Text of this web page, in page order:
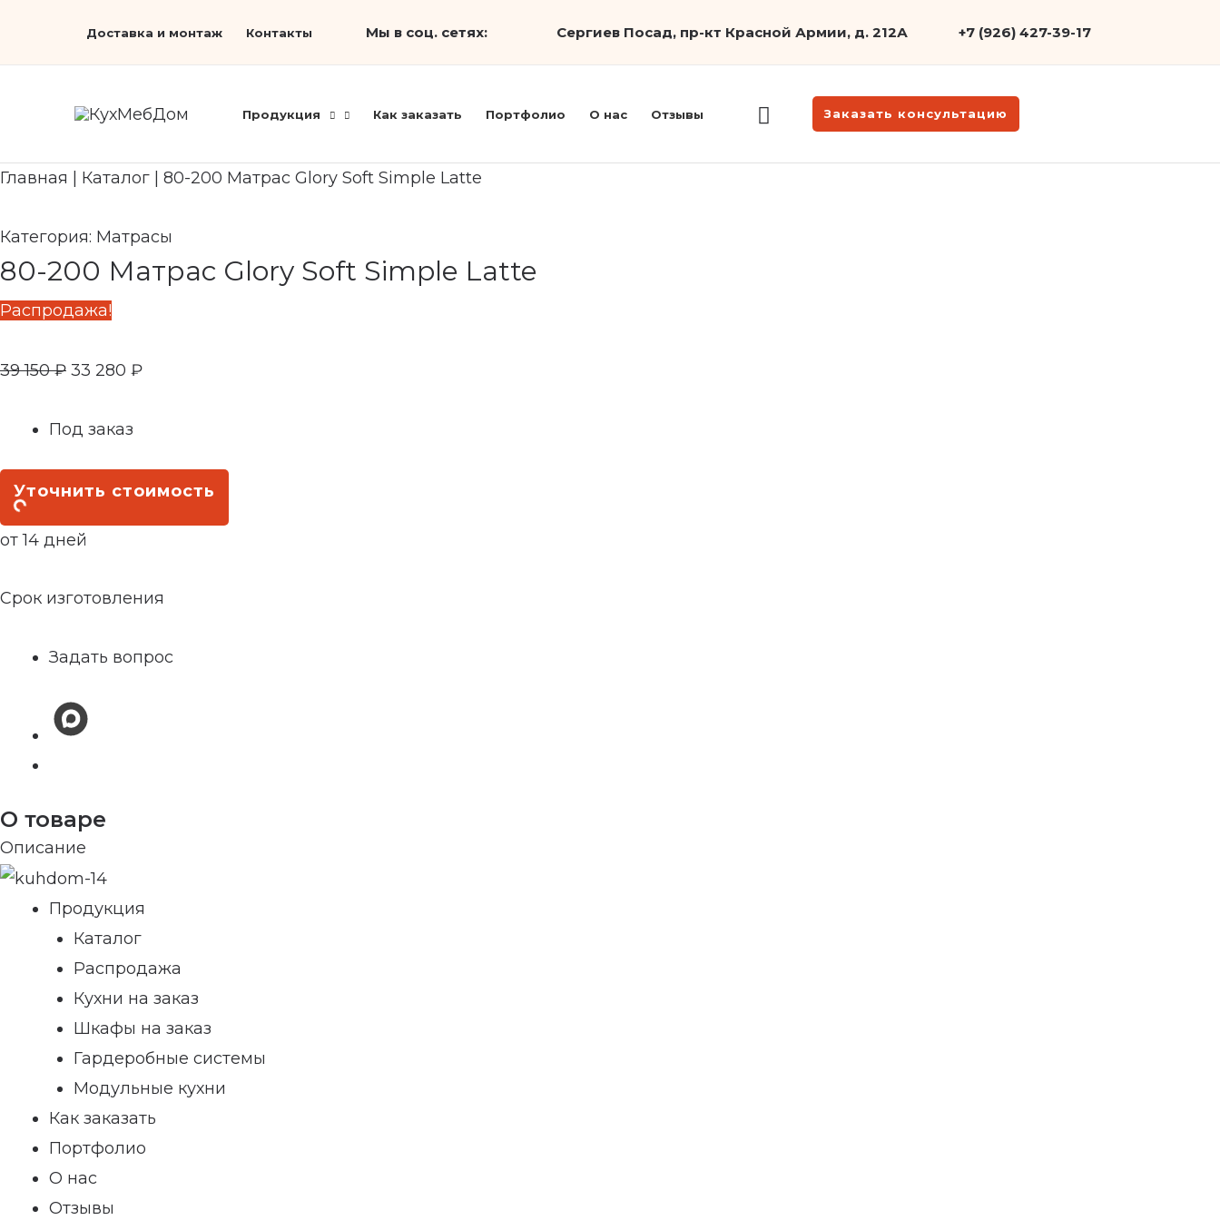
Доставка и монтаж Контакты Мы в соц. сетях: Сергиев Посад, пр-кт Красной Армии, д. 212А +7 (926) 427-39-17
Продукция Как заказать Портфолио О нас Отзывы Заказать консультацию
Главная Каталог 80-200 Матрас Glory Soft Simple Latte
Категория: Матрасы
80-200 Матрас Glory Soft Simple Latte
Распродажа!
39 150₽
цена
39
33 280 ₽
цена:
280 ₽.
Под заказ
Уточнить стоимость
от 14 дней
Срок изготовления
Задать вопрос
О товаре
Описание
Продукция
Каталог
Распродажа
Кухни на заказ
Шкафы на заказ
Гардеробные системы
Модульные кухни
Как заказать
Портфолио
О нас
Отзывы